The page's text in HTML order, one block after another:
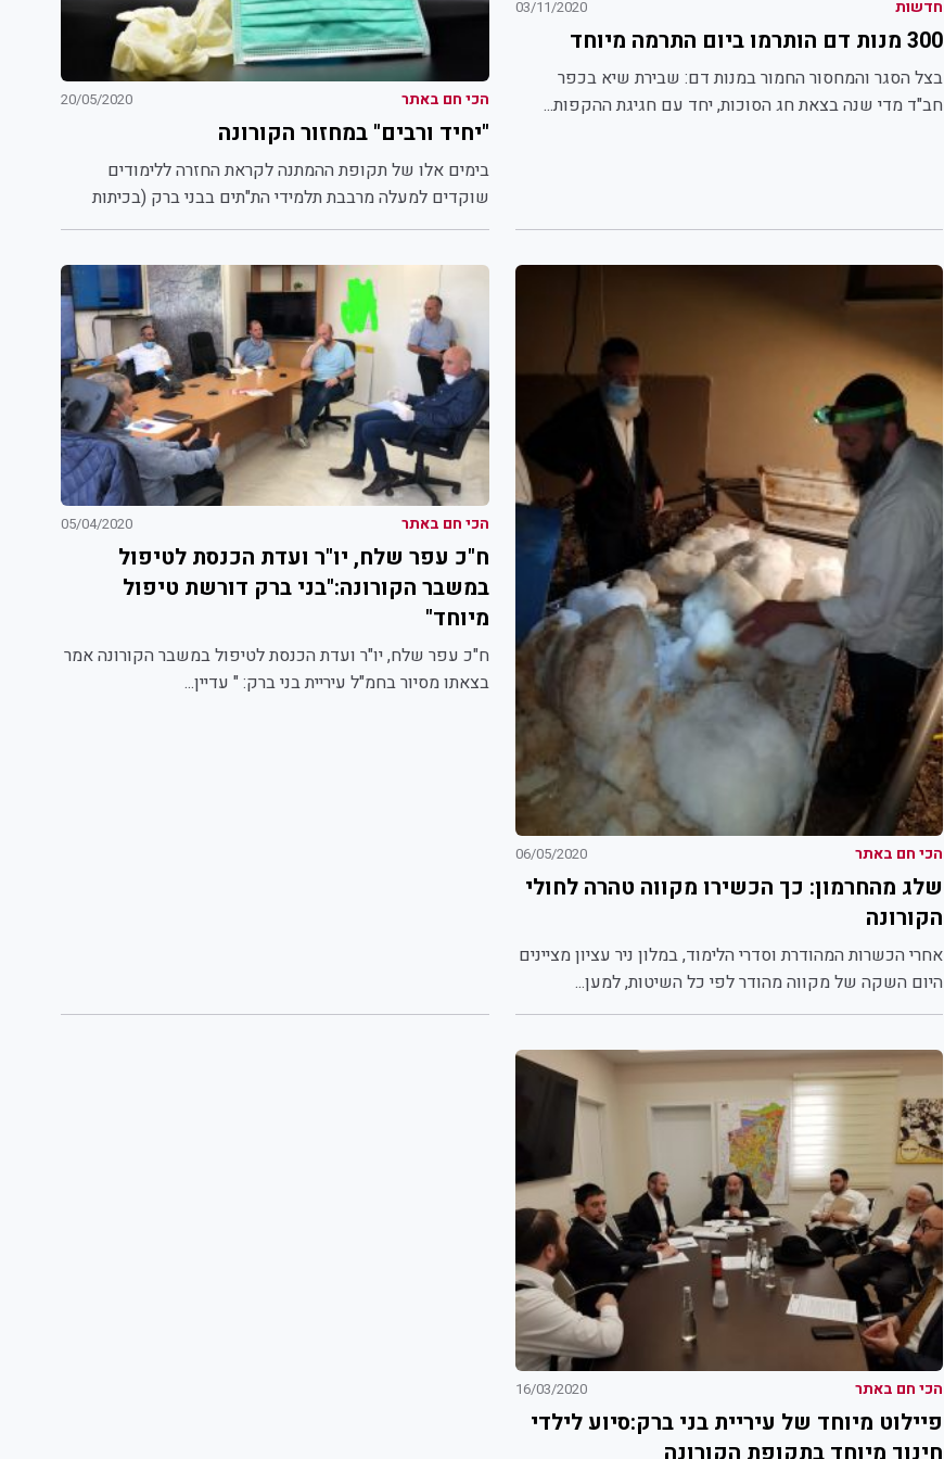
חדשות 03/11/2020
300 מנות דם הותרמו ביום התרמה מיוחד
בצל הסגר והמחסור החמור במנות דם: שבירת שיא בכפר
חב"ד מדי שנה בצאת חג הסוכות, יחד עם חגיגת ההקפות...
הכי חם באתר 20/05/2020
"יחיד ורבים" במחזור הקורונה
בימים אלו של תקופת ההמתנה לקראת החזרה ללימודים
שוקדים למעלה מרבבת תלמידי הת"תים בבני ברק (בכיתות
ג-ח) בלימוד...
הכי חם באתר 06/05/2020
שלג מהחרמון: כך הכשירו מקווה טהרה לחולי
הקורונה
אחרי הכשרות המהודרת וסדרי הלימוד, במלון ניר עציון מציינים
היום השקה של מקווה מהודר לפי כל השיטות, למען...
הכי חם באתר 05/04/2020
ח"כ עפר שלח, יו"ר ועדת הכנסת לטיפול
במשבר הקורונה:"בני ברק דורשת טיפול
מיוחד"
ח"כ עפר שלח, יו"ר ועדת הכנסת לטיפול במשבר הקורונה אמר
בצאתו מסיור בחמ"ל עיריית בני ברק: " עדיין...
הכי חם באתר 16/03/2020
פיילוט מיוחד של עיריית בני ברק:סיוע לילדי